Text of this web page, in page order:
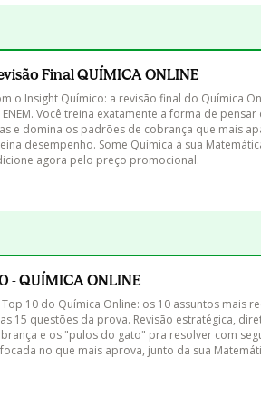
Final QUÍMICA ONLINE
o Insight Químico: a revisão final do Química
Você treina exatamente a forma de
e domina os padrões de cobrança que mais
desempenho. Some Química à sua
agora pelo preço promocional.
- QUÍMICA ONLINE
10 do Química Online: os 10 assuntos mais
15 questões da prova. Revisão estratégica,
e os "pulos do gato" pra resolver com
no que mais aprova, junto da sua